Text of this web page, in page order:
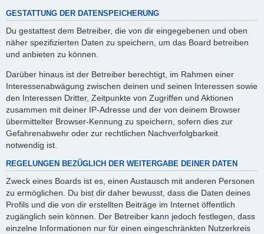
GESTATTUNG DER DATENSPEICHERUNG
Du gestattest dem Betreiber, die von dir eingegebenen und oben
näher spezifizierten Daten zu speichern, um das Board betreiben
und anbieten zu können.
Darüber hinaus ist der Betreiber berechtigt, im Rahmen einer
Interessenabwägung zwischen deinen und seinen Interessen sowie
den Interessen Dritter, Zeitpunkte von Zugriffen und Aktionen
zusammen mit deiner IP-Adresse und der von deinem Browser
übermittelter Browser-Kennung zu speichern, sofern dies zur
Gefahrenabwehr oder zur rechtlichen Nachverfolgbarkeit
notwendig ist.
REGELUNGEN BEZÜGLICH DER WEITERGABE DEINER DATEN
Zweck eines Boards ist es, einen Austausch mit anderen Personen
zu ermöglichen. Du bist dir daher bewusst, dass die Daten deines
Profils und die von dir erstellten Beiträge im Internet öffentlich
zugänglich sein können. Der Betreiber kann jedoch festlegen, dass
einzelne Informationen nur für einen eingeschränkten Nutzerkreis